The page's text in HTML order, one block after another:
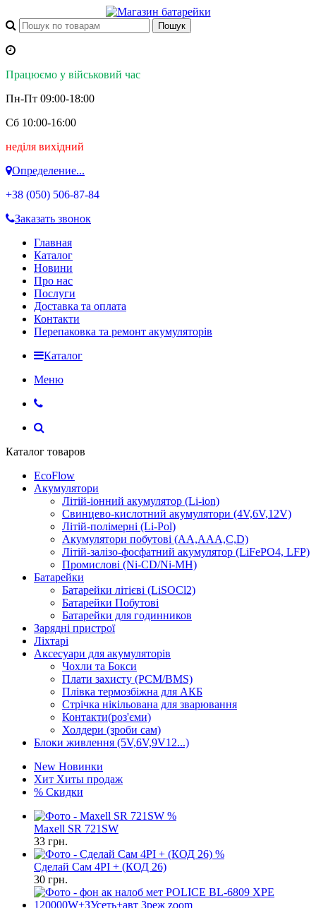
Працюємо у військовий час
Пн-Пт 09:00-18:00
Сб 10:00-16:00
неділя вихідний
Определение...
+38 (050) 506-87-84
Заказать звонок
Главная
Каталог
Новини
Про нас
Послуги
Доставка та оплата
Контакти
Перепаковка та ремонт акумуляторів
Каталог
Меню
Каталог товаров
EcoFlow
Акумулятори
Літій-іонний акумулятор (Li-ion)
Свинцево-кислотний акумулятори (4V,6V,12V)
Літій-полімерні (Li-Pol)
Акумулятори побутові (AA,AAA,C,D)
Літій-залізо-фосфатний акумулятор (LiFePO4, LFP)
Промислові (Ni-CD/Ni-MH)
Батарейки
Батарейки літієві (LiSOCl2)
Батарейки Побутові
Батарейки для годинников
Зарядні пристрої
Ліхтарі
Аксесуари для акумуляторів
Чохли та Бокси
Плати захисту (PCM/BMS)
Плівка термозбіжна для АКБ
Стрічка нікільована для зварювання
Контакти(роз'єми)
Холдери (зроби сам)
Блоки живлення (5V,6V,9V12...)
New Новинки
Хит Хиты продаж
% Скидки
%
Maxell SR 721SW
33 грн.
%
Сделай Сам 4PI + (КОД 26)
30 грн.